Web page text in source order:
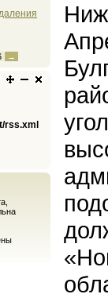
→
rss.xml